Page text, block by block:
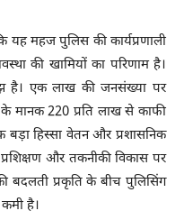
यह महज पुलिस की कार्यप्रणाली
की खामियों का परिणाम है।
है। एक लाख की जनसंख्या पर
के मानक 220 प्रति लाख से काफी
हिस्सा वेतन और प्रशासनिक
और तकनीकी विकास पर
बदलती प्रकृति के बीच पुलिसिंग
है।